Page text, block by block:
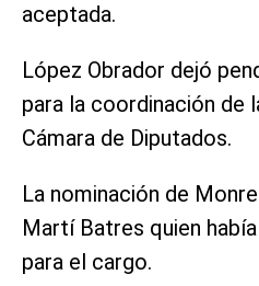
aceptada.
López Obrador dejó
para la coordinación de
Cámara de Diputados.
La nominación de
Martí Batres quien
para el cargo.